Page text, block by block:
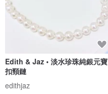
Edith & Jaz • 淡水珍珠純銀元寶
扣頸鏈
edithjaz